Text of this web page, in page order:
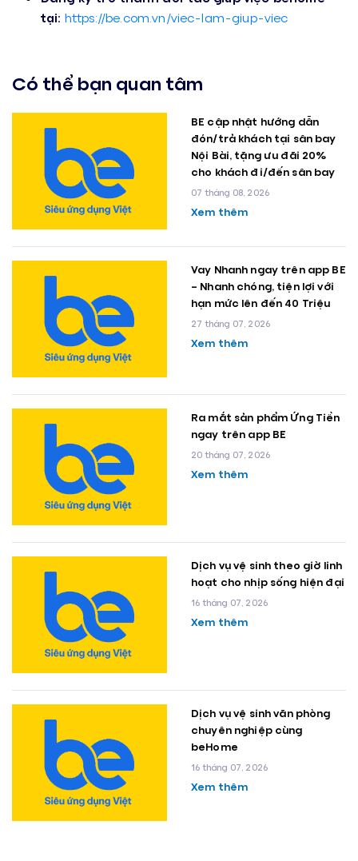
tại: https://be.com.vn/viec-lam-giup-viec
Có thể bạn quan tâm
BE cập nhật hướng dẫn
đón/trả khách tại sân bay
Nội Bài, tặng ưu đãi 20%
cho khách đi/đến sân bay
07 tháng 08, 2026
Xem thêm
Vay Nhanh ngay trên app BE
– Nhanh chóng, tiện lợi với
hạn mức lên đến 40 Triệu
27 tháng 07, 2026
Xem thêm
Ra mắt sản phẩm Ứng Tiền
ngay trên app BE
20 tháng 07, 2026
Xem thêm
Dịch vụ vệ sinh theo giờ linh
hoạt cho nhịp sống hiện đại
16 tháng 07, 2026
Xem thêm
Dịch vụ vệ sinh văn phòng
chuyên nghiệp cùng
beHome
16 tháng 07, 2026
Xem thêm